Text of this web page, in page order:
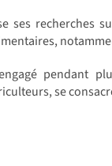
ses recherches
pendant
se